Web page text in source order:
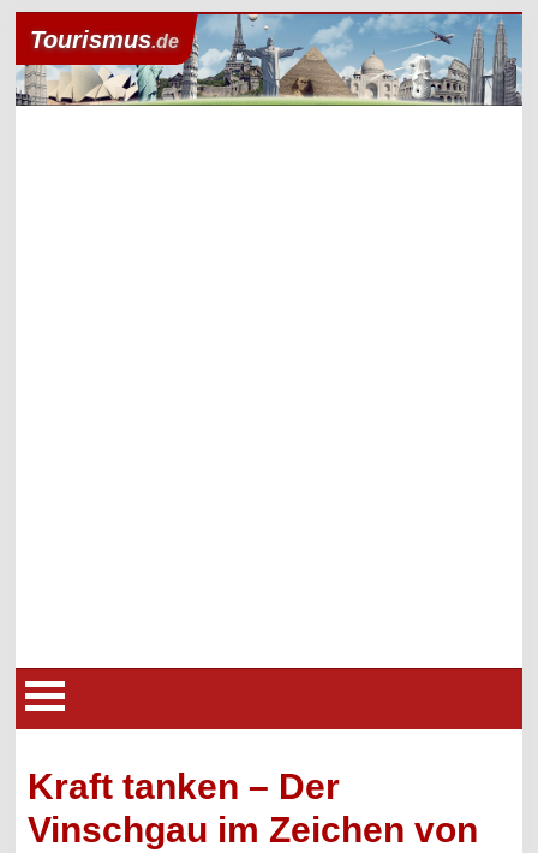
Tourismus.de
Kraft tanken – Der
Vinschgau im Zeichen von